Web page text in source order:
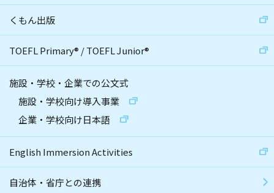
くもん出版
TOEFL Primary® /TOEFL Junior®
施設・学校・企業での公文式
施設・学校向け導入事業
企業・学校向け日本語
English Immersion Activities
自治体・省庁との連携